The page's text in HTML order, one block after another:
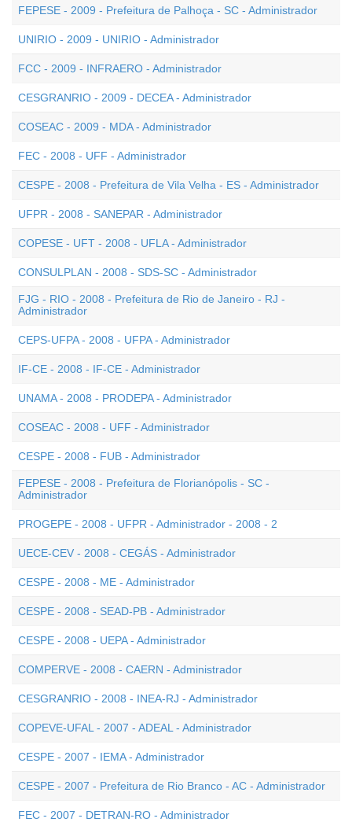
FEPESE - 2009 - Prefeitura de Palhoça - SC - Administrador
UNIRIO - 2009 - UNIRIO - Administrador
FCC - 2009 - INFRAERO - Administrador
CESGRANRIO - 2009 - DECEA - Administrador
COSEAC - 2009 - MDA - Administrador
FEC - 2008 - UFF - Administrador
CESPE - 2008 - Prefeitura de Vila Velha - ES - Administrador
UFPR - 2008 - SANEPAR - Administrador
COPESE - UFT - 2008 - UFLA - Administrador
CONSULPLAN - 2008 - SDS-SC - Administrador
FJG - RIO - 2008 - Prefeitura de Rio de Janeiro - RJ -
Administrador
CEPS-UFPA - 2008 - UFPA - Administrador
IF-CE - 2008 - IF-CE - Administrador
UNAMA - 2008 - PRODEPA - Administrador
COSEAC - 2008 - UFF - Administrador
CESPE - 2008 - FUB - Administrador
FEPESE - 2008 - Prefeitura de Florianópolis - SC -
Administrador
PROGEPE - 2008 - UFPR - Administrador - 2008 - 2
UECE-CEV - 2008 - CEGÁS - Administrador
CESPE - 2008 - ME - Administrador
CESPE - 2008 - SEAD-PB - Administrador
CESPE - 2008 - UEPA - Administrador
COMPERVE - 2008 - CAERN - Administrador
CESGRANRIO - 2008 - INEA-RJ - Administrador
COPEVE-UFAL - 2007 - ADEAL - Administrador
CESPE - 2007 - IEMA - Administrador
CESPE - 2007 - Prefeitura de Rio Branco - AC - Administrador
FEC - 2007 - DETRAN-RO - Administrador